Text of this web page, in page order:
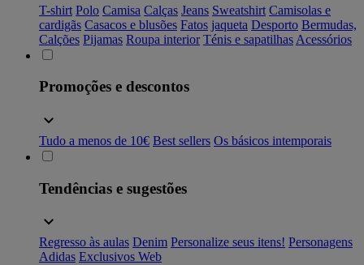
T-shirt Polo Camisa Calças Jeans Sweatshirt Camisolas e
cardigãs Casacos e blusões Fatos jaqueta Desporto Bermudas,
Calções Pijamas Roupa interior Ténis e sapatilhas Acessórios
Promoções e descontos
Tudo a menos de 10€ Best sellers Os básicos intemporais
Tendências e sugestões
Regresso às aulas Denim Personalize seus itens! Personagens
Adidas Exclusivos Web